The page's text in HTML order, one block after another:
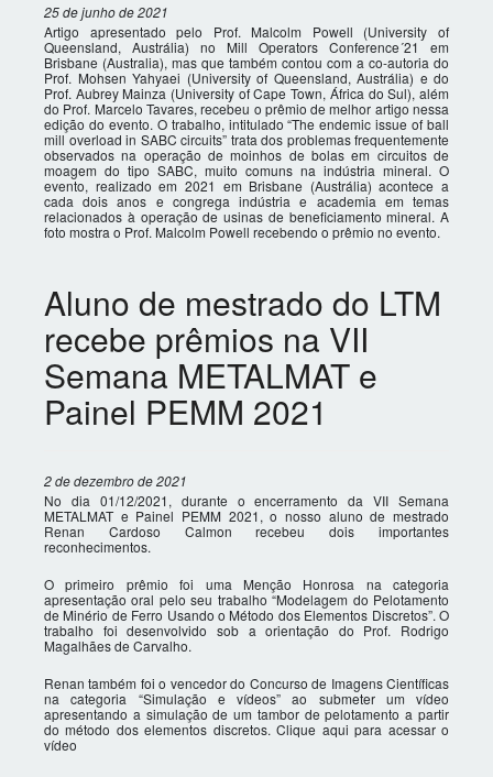
25 de junho de 2021
Artigo apresentado pelo Prof. Malcolm Powell (University of
Queensland, Austrália) no Mill Operators Conference´21 em
Brisbane (Australia), mas que também contou com a co-autoria do
Prof. Mohsen Yahyaei (University of Queensland, Austrália) e do
Prof. Aubrey Mainza (University of Cape Town, África do Sul), além
do Prof. Marcelo Tavares, recebeu o prêmio de melhor artigo nessa
edição do evento. O trabalho, intitulado “The endemic issue of ball
mill overload in SABC circuits” trata dos problemas frequentemente
observados na operação de moinhos de bolas em circuitos de
moagem do tipo SABC, muito comuns na indústria mineral. O
evento, realizado em 2021 em Brisbane (Austrália) acontece a
cada dois anos e congrega indústria e academia em temas
relacionados à operação de usinas de beneficiamento mineral. A
foto mostra o Prof. Malcolm Powell recebendo o prêmio no evento.
Aluno de mestrado do LTM
recebe prêmios na VII
Semana METALMAT e
Painel PEMM 2021
2 de dezembro de 2021
No dia 01/12/2021, durante o encerramento da VII Semana
METALMAT e Painel PEMM 2021, o nosso aluno de mestrado
Renan Cardoso Calmon recebeu dois importantes
reconhecimentos.
​O primeiro prêmio foi uma Menção Honrosa na categoria
apresentação oral pelo seu trabalho “Modelagem do Pelotamento
de Minério de Ferro Usando o Método dos Elementos Discretos”. O
trabalho foi desenvolvido sob a orientação do Prof. Rodrigo
Magalhães de Carvalho.
​Renan também foi o vencedor do Concurso de Imagens Científicas
na categoria “Simulação e vídeos” ao submeter um vídeo
apresentando a simulação de um tambor de pelotamento a partir
do método dos elementos discretos. Clique aqui para acessar o
vídeo